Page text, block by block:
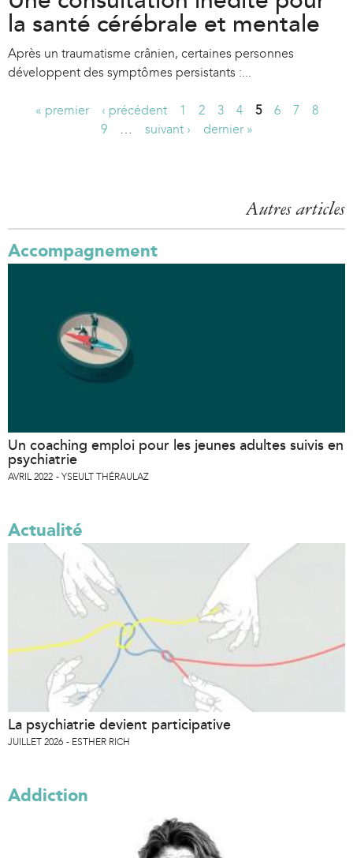
la santé cérébrale et mentale
Après un traumatisme crânien, certaines personnes
développent des symptômes persistants :...
s
« premier ‹ précédent 1 2 3 4 5 6 7
8
9
… suivant › dernier »
Autres articles
Accompagnement
Un coaching emploi pour les jeunes adultes suivis en
psychiatrie
AVRIL 2022 YSEULT THÉRAULAZ
Actualité
La psychiatrie devient participative
JUILLET 2026 ESTHER RICH
Addiction